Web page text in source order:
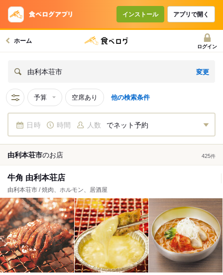
インストール アプリで開く
ホーム
ログイン
由利本荘市 変更
予算 空席あり 他の検索条件
日時 時間 人数 でネット予約
由利本荘市のお店 425件
牛角 由利本荘店
由利本荘市 / 焼肉、ホルモン、居酒屋